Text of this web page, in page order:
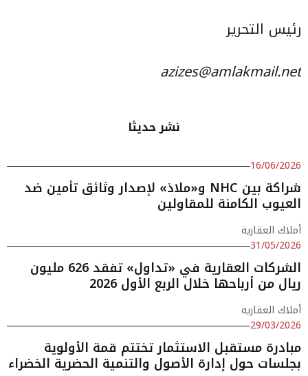
رئيس التحرير
azizes@amlakmail.net
نشر حديثا
16/06/2026
شراكة بين NHC و«ملاذ» لإصدار وثائق تأمين ضد
العيوب الكامنة للمقاولين
أملاك العقارية
31/05/2026
الشركات العقارية في «تداول» تفقد 626 مليون
ريال من أرباحها خلال الربع الأول 2026
أملاك العقارية
29/03/2026
مبادرة مستقبل الاستثمار تختتم قمة الأولوية
بجلسات حول إدارة الأصول والتنمية الحضرية الخضراء